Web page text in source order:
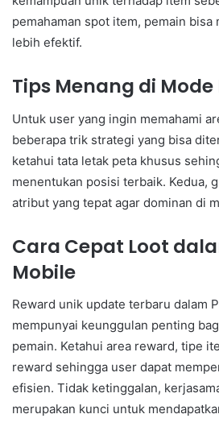
pemahaman spot item, pemain bisa
lebih efektif.
Tips Menang di
Untuk user yang ingin memahami
beberapa trik strategi yang bisa
ketahui tata letak peta khusus
menentukan posisi terbaik. Kedua,
atribut yang tepat agar dominan di
Cara Cepat Loot
Mobile
Reward unik update terbaru dalam
mempunyai keunggulan penting
pemain. Ketahui area reward, tipe
reward sehingga user dapat
efisien. Tidak ketinggalan,
merupakan kunci untuk